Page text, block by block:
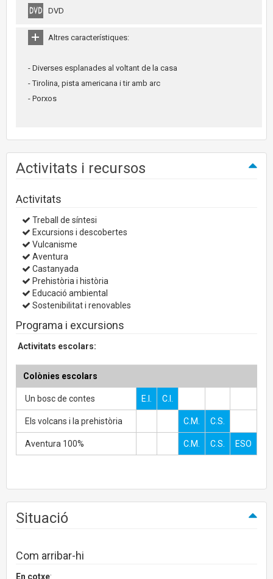
DVD
Altres característiques:
- Diverses esplanades al voltant de la casa
- Tirolina, pista americana i tir amb arc
- Porxos
Activitats i recursos
Activitats
Treball de síntesi
Excursions i descobertes
Vulcanisme
Aventura
Castanyada
Prehistòria i història
Educació ambiental
Sostenibilitat i renovables
Programa i excursions
Activitats escolars:
Colònies escolars
Un bosc de contes E.I. C.I.
Els volcans i la prehistòria C.M. C.S.
Aventura 100% C.M. C.S. ESO
Situació
Com arribar-hi
En cotxe: